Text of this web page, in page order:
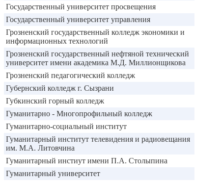
Государственный университет просвещения
Государственный университет управления
Грозненский государственный колледж экономики и
информационных технологий
Грозненский государственный нефтяной технический
университет имени академика М.Д. Миллионщикова
Грозненский педагогический колледж
Губернский колледж г. Сызрани
Губкинский горный колледж
Гуманитарно - Многопрофильный колледж
Гуманитарно-социальный институт
Гуманитарный институт телевидения и радиовещания
им. М.А. Литовчина
Гуманитарный инстиут имени П.А. Столыпина
Гуманитарный университет